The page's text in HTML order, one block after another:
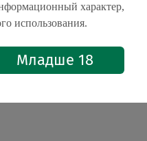
характер,
использования.
Младше 18